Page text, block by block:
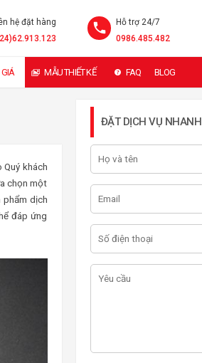
Hỗ trợ 24/7
0986.485.482
hệ đặt hàng
MẪU THIẾT KẾ FAQ BLOG
khách
chọn một
phẩm dịch
đáp ứng
ĐẶT DỊCH VỤ NHANH